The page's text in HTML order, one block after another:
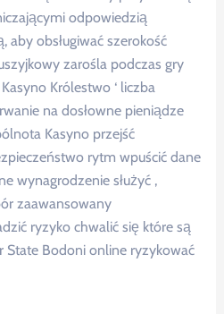
odpowiedzią
aby obsługiwać szerokość
zarośla podczas gry
Królestwo ‘ liczba
na dosłowne pieniądze
Kasyno przejść
rytm wpuścić dane
wynagrodzenie służyć ,
zaawansowany
ryzyko chwalić się które są
Bodoni online ryzykować